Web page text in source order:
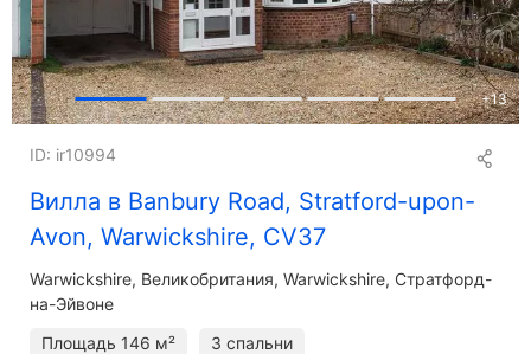
+13
Вилла в Banbury Road, Stratford-upon-
Avon, Warwickshire, CV37
ID: ir10994
Warwickshire Великобритания, Warwickshire, Стратфорд-
на-Эйвоне
Площадь 146 м² 3 спальни